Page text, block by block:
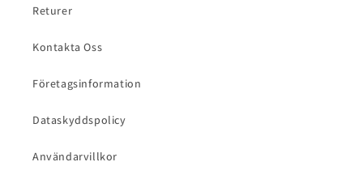
Returer
Kontakta Oss
Företagsinformation
Dataskyddspolicy
Användarvillkor